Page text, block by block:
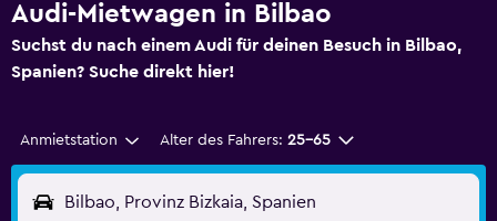
Audi-Mietwagen in Bilbao
Suchst du nach einem Audi für deinen Besuch in Bilbao,
Spanien? Suche direkt hier!
Anmietstation Alter des Fahrers: 25-65
Bilbao, Provinz Bizkaia, Spanien